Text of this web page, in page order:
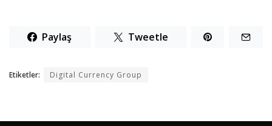
Paylaş Tweetle
Etiketler: Digital Currency Group